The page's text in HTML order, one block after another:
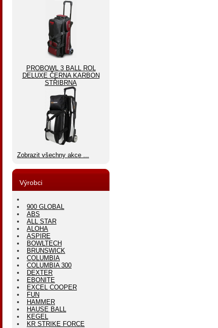
PROBOWL 3 BALL ROL
DELUXE ČERNA KARBON
STŘIBRNA
Zobrazit všechny akce ...
Výrobci
900 GLOBAL
ABS
ALL STAR
ALOHA
ASPIRE
BOWLTECH
BRUNSWICK
COLUMBIA
COLUMBIA 300
DEXTER
EBONITE
EXCEL COOPER
FUN
HAMMER
HAUSE BALL
KEGEL
KR STRIKE FORCE